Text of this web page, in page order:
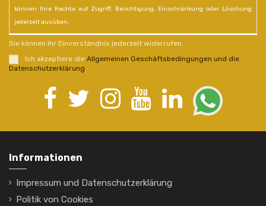
können Ihre Rechte auf Zugriff, Berichtigung, Einschränkung oder Löschung
jederzeit ausüben.
Sie können Ihr Einverständnis jederzeit widerrufen.
Ich akzeptiere die Allgemeinen Geschäftsbedingungen und die
Datenschutzerklärung.
Informationen
Impressum und Datenschutzerklärung
Politik von Cookies